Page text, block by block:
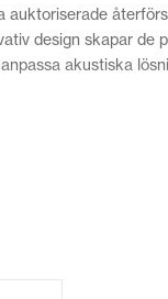
auktoriserade
design skapar
akustiska
att skapa en
sortiment hittar ni på